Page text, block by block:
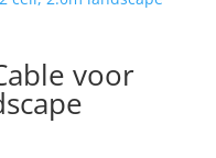
voor